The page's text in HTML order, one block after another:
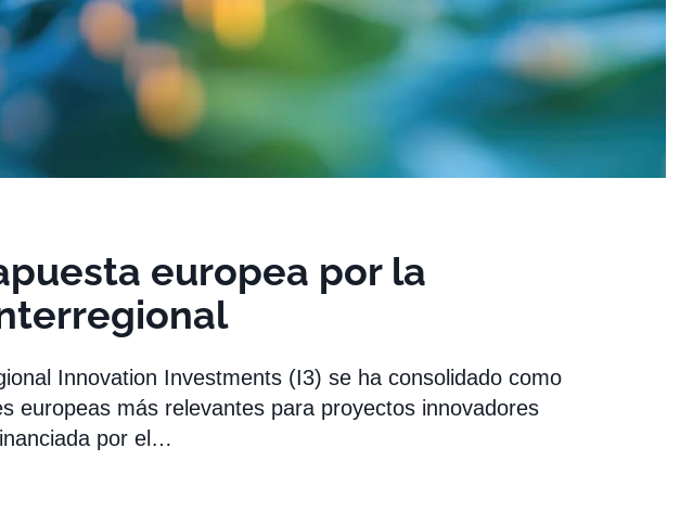
europea por la
Innovation Investments (I3) se ha consolidado como
europeas más relevantes para proyectos innovadores
por el…